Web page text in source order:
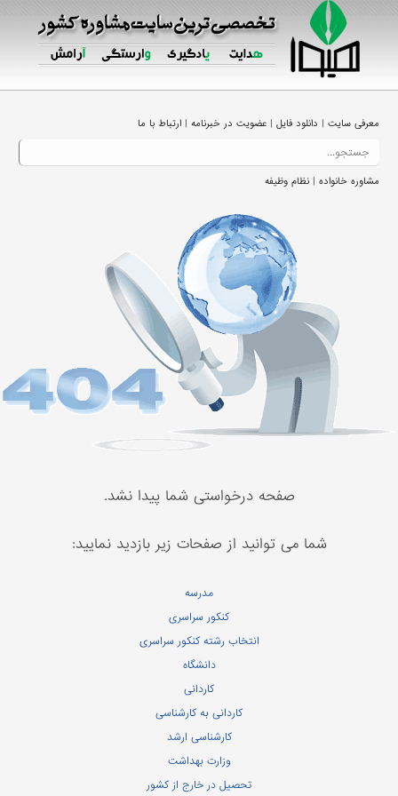
معرفی سایت| دانلود فایل| عضویت در خبرنامه| ارتباط با ما
مشاوره خانواده| نظام وظیفه
صفحه درخواستی شما پیدا نشد.
شما می توانید از صفحات زیر بازدید نمایید:
مدرسه
کنکور سراسری
انتخاب رشته کنکور سراسری
دانشگاه
کاردانی
کاردانی به کارشناسی
کارشناسی ارشد
وزارت بهداشت
تحصیل در خارج از کشور